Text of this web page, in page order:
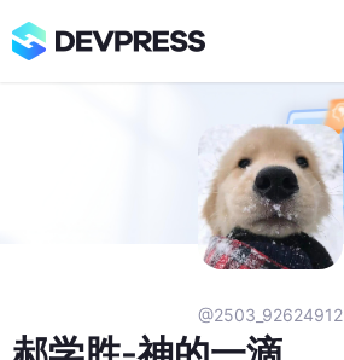
@2503_92624912